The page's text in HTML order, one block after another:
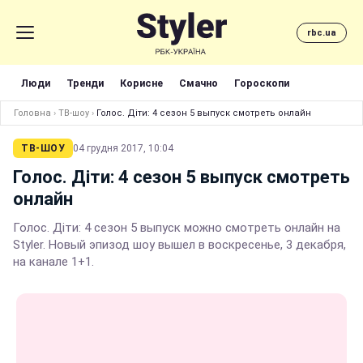
rbc.ua
Люди Тренди Корисне Смачно Гороскопи
Головна › ТВ-шоу › Голос. Діти: 4 сезон 5 выпуск смотреть онлайн
ТВ-ШОУ 04 грудня 2017, 10:04
Голос. Діти: 4 сезон 5 выпуск смотреть
онлайн
Голос. Діти: 4 сезон 5 выпуск можно смотреть онлайн на
Styler. Новый эпизод шоу вышел в воскресенье, 3 декабря,
на канале 1+1.